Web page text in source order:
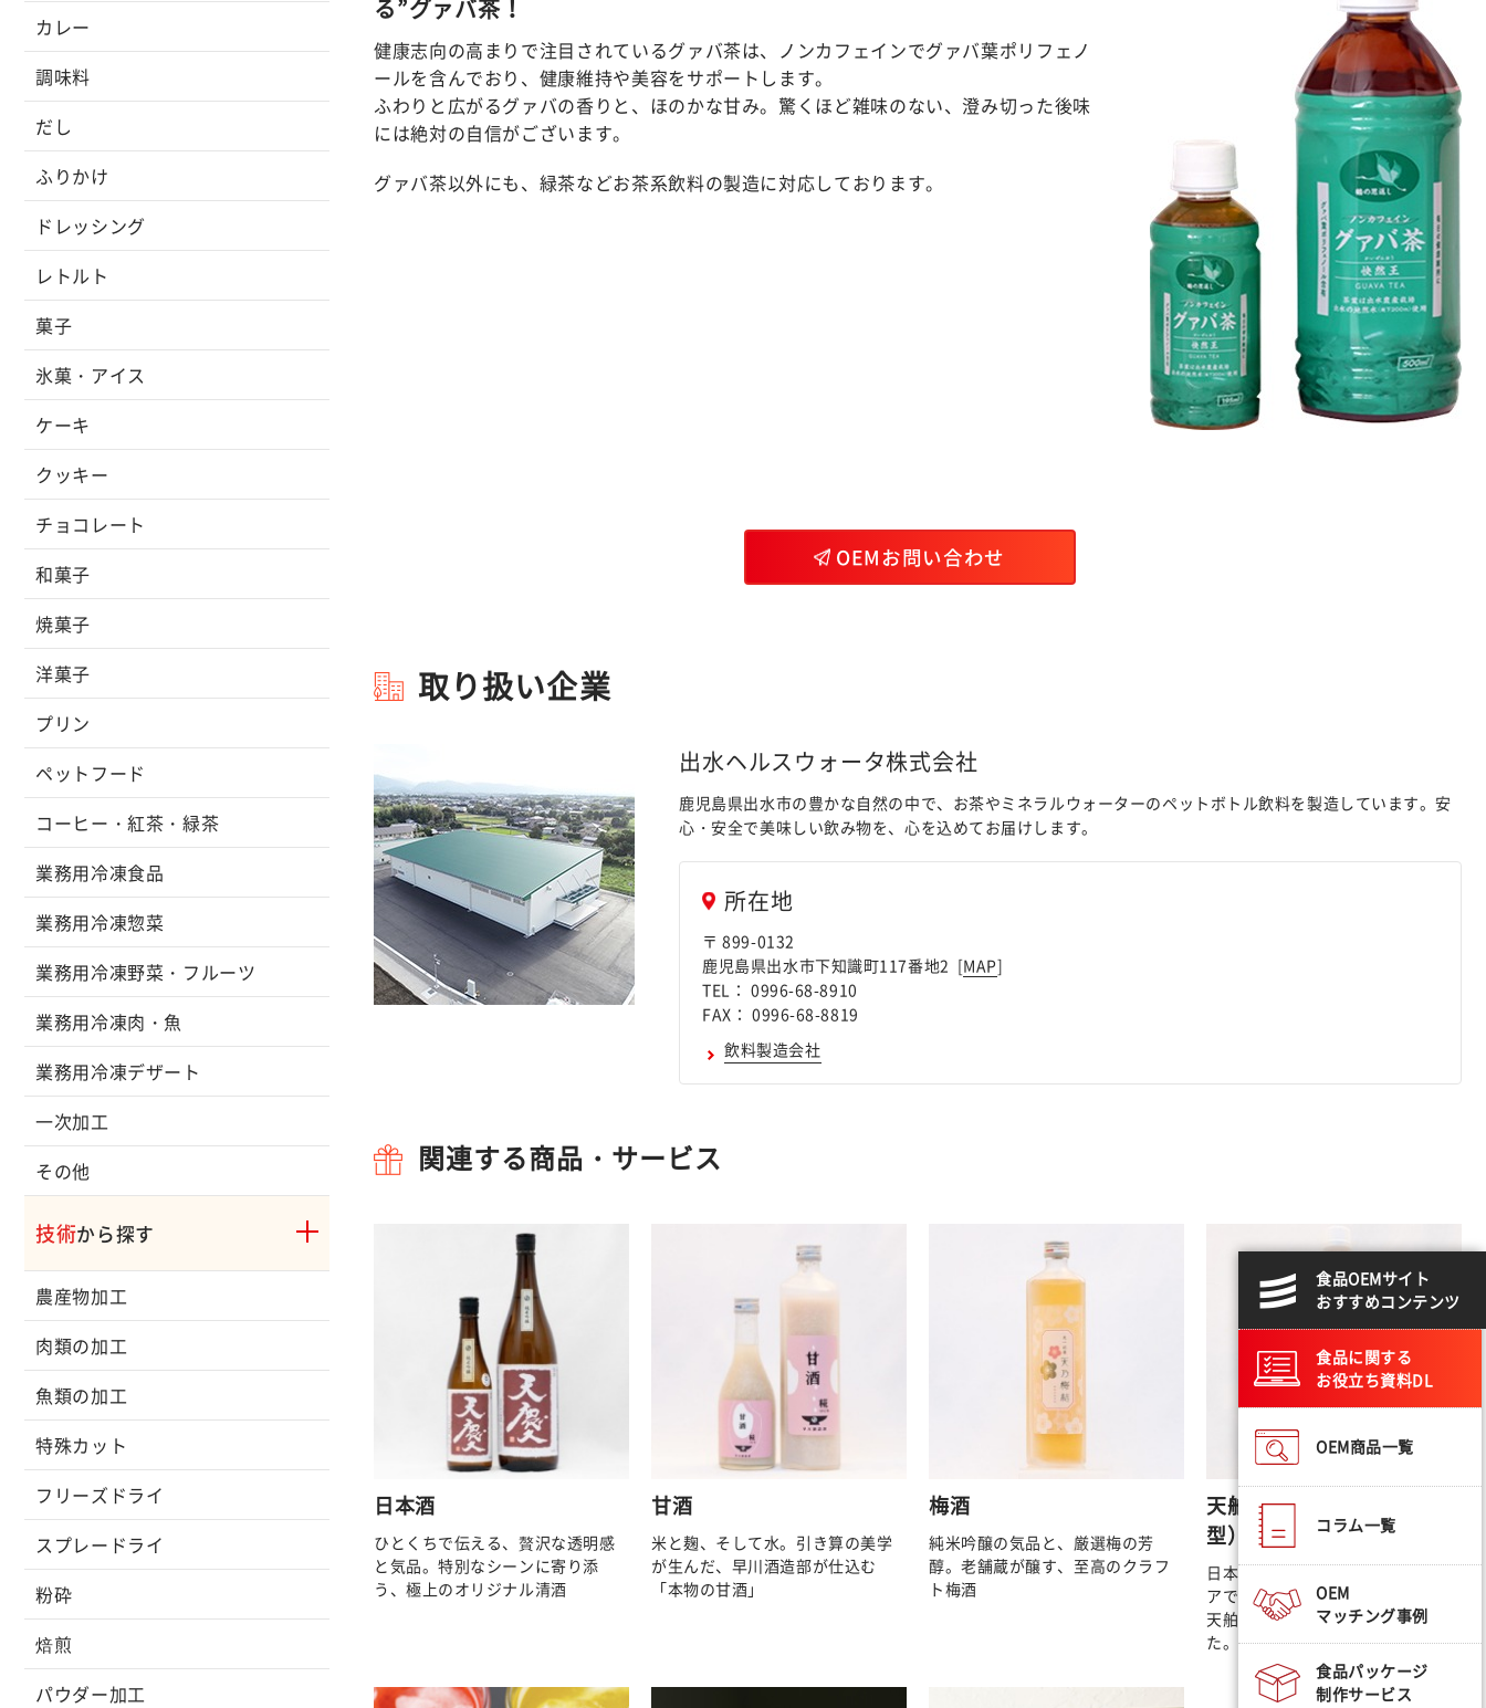
カレー
調味料
だし
ふりかけ
ドレッシング
レトルト
菓子
氷菓・アイス
ケーキ
クッキー
チョコレート
和菓子
焼菓子
洋菓子
プリン
ペットフード
コーヒー・紅茶・緑茶
業務用冷凍食品
業務用冷凍惣菜
業務用冷凍野菜・フルーツ
業務用冷凍肉・魚
業務用冷凍デザート
一次加工
その他
技術から探す
農産物加工
肉類の加工
魚類の加工
特殊カット
フリーズドライ
スプレードライ
粉砕
焙煎
パウダー加工
る”グァバ茶！
健康志向の高まりで注目されているグァバ茶は、ノンカフェインでグァバ葉ポリフェノ
ールを含んでおり、健康維持や美容をサポートします。
ふわりと広がるグァバの香りと、ほのかな甘み。驚くほど雑味のない、澄み切った後味
には絶対の自信がございます。
グァバ茶以外にも、緑茶などお茶系飲料の製造に対応しております。
OEMお問い合わせ
取り扱い企業
出水ヘルスウォータ株式会社
鹿児島県出水市の豊かな自然の中で、お茶やミネラルウォーターのペットボトル飲料を製造しています。安
心・安全で美味しい飲み物を、心を込めてお届けします。
所在地
〒 899-0132
鹿児島県出水市下知識町117番地2 [MAP]
TEL： 0996-68-8910
FAX： 0996-68-8819
飲料製造会社
関連する商品・サービス
日本酒
ひとくちで伝える、贅沢な透明感
と気品。特別なシーンに寄り添
う、極上のオリジナル清酒
甘酒
米と麹、そして水。引き算の美学
が生んだ、早川酒造部が仕込む
「本物の甘酒」
梅酒
純米吟醸の気品と、厳選梅の芳
醇。老舗蔵が醸す、至高のクラフ
ト梅酒
天舶：tenpack（パウチ
型）
日本酒をもっとお手軽にアウトド
アで楽しむためのパウチ型商品・
天舶（tenpack）を開発しまし
た。
食品OEMサイト
おすすめコンテンツ
食品に関する
お役立ち資料DL
OEM商品一覧
コラム一覧
OEM
マッチング事例
食品パッケージ
制作サービス